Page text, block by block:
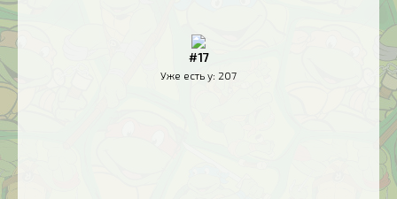
#17
Уже есть у: 207